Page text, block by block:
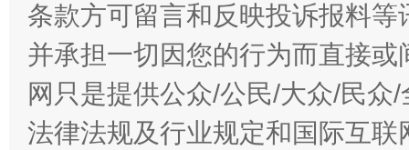
阿坝州三大球赛在茂县开幕 规模
条款方可留言和反映投诉报料
并承担一切因您的行为而直接
网只是提供公众/公民/大众/民
法律法规及行业规定和国际互